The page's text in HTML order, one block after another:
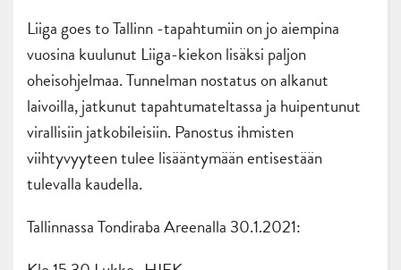
Liiga goes to Tallinn -tapahtumiin on jo aiempina
vuosina kuulunut Liiga-kiekon lisäksi paljon
oheisohjelmaa. Tunnelman nostatus on alkanut
laivoilla, jatkunut tapahtumateltassa ja huipentunut
virallisiin jatkobileisiin. Panostus ihmisten
viihtyvyyteen tulee lisääntymään entisestään
tulevalla kaudella.
Tallinnassa Tondiraba Areenalla 30.1.2021: